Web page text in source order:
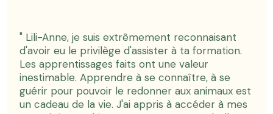
" Lili-Anne, je suis extrêmement reconnaisant
d'avoir eu le privilège d'assister à ta formation.
Les apprentissages faits ont une valeur
inestimable. Apprendre à se connaître, à se
guérir pour pouvoir le redonner aux animaux est
un cadeau de la vie. J'ai appris à accéder à mes